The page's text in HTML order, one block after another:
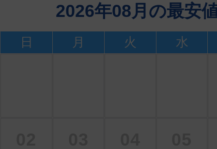
2026年08月の最安
日 月 火 水